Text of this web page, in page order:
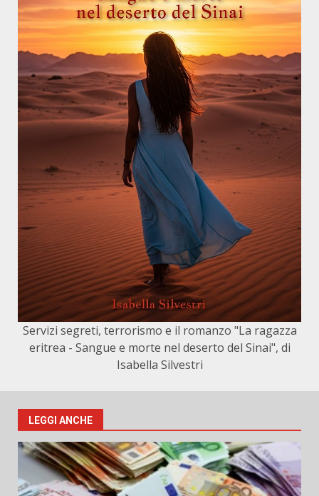
Servizi segreti, terrorismo e il romanzo "La ragazza
eritrea - Sangue e morte nel deserto del Sinai", di
Isabella Silvestri
LEGGI ANCHE